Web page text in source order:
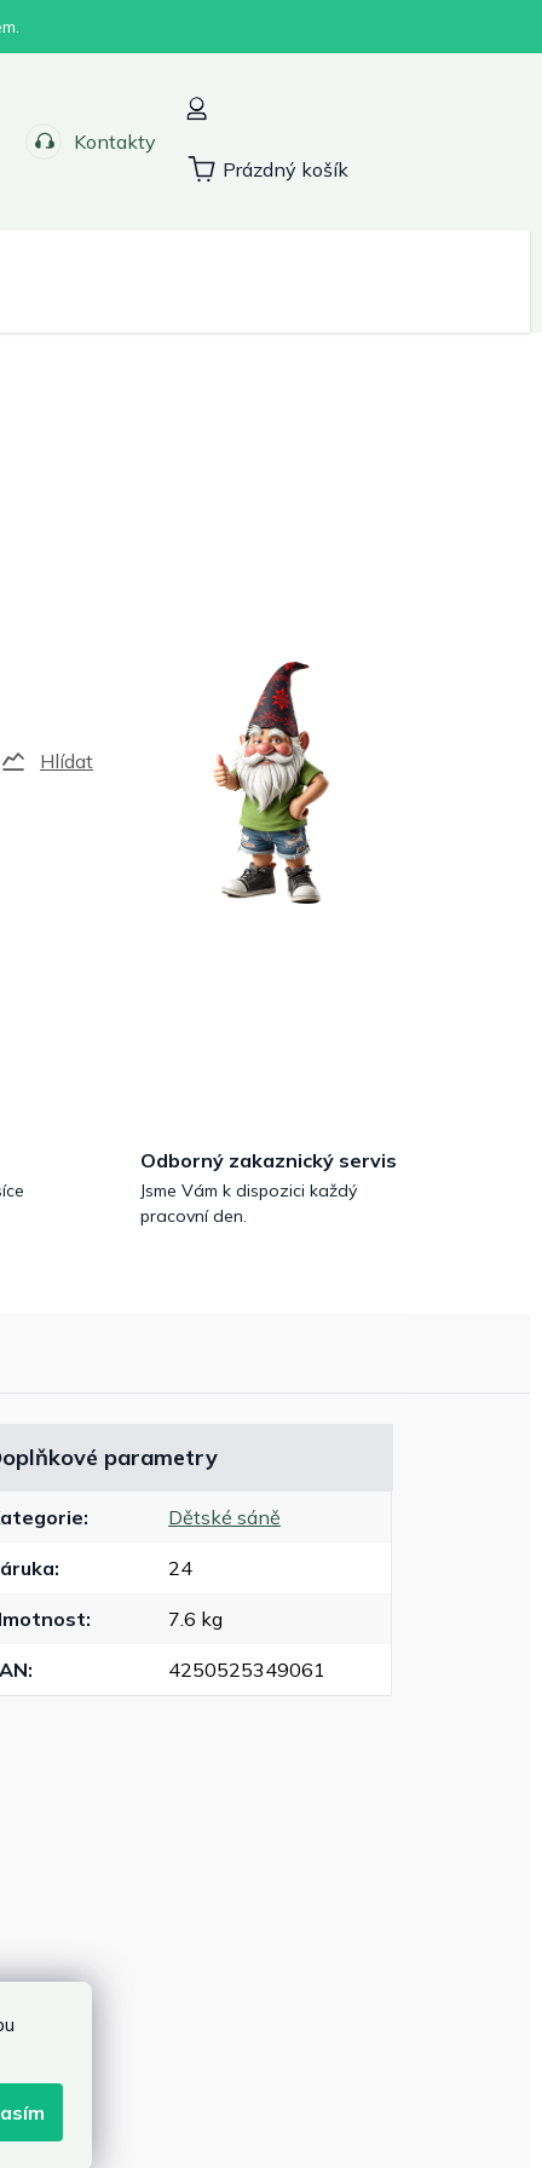
Kontakty
Nákupní
Prázdný košík
Hlídat
Odborný zakaznický servis
Jsme Vám k dispozici každý
pracovní den.
parametry
: Dětské sáně
: 24
: 7.6 kg
: 4250525349061